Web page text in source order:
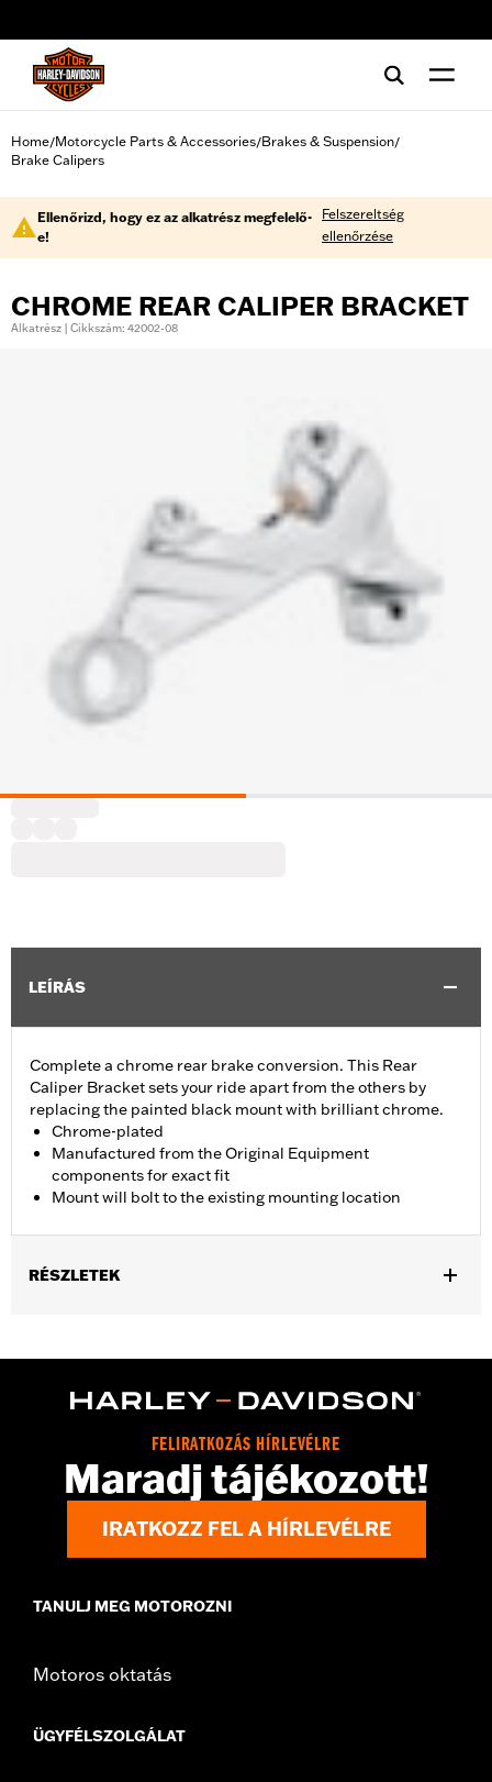
Home/Motorcycle Parts & Accessories/Brakes & Suspension/
Brake Calipers
Ellenőrizd, hogy ez az alkatrész megfelelő-
e!
Felszereltség
ellenőrzése
CHROME REAR CALIPER BRACKET
Alkatrész | Cikkszám: 42002-08
LEÍRÁS
Complete a chrome rear brake conversion. This Rear
Caliper Bracket sets your ride apart from the others by
replacing the painted black mount with brilliant chrome.
Chrome-plated
Manufactured from the Original Equipment
components for exact fit
Mount will bolt to the existing mounting location
RÉSZLETEK
Sold In Units:Each
Mounting bracket only
1 year limited warranty – Go towww.h-
d.com/warranty for full details
FELIRATKOZÁS HÍRLEVÉLRE
Maradj tájékozott!
IRATKOZZ FEL A HÍRLEVÉLRE
TANULJ MEG MOTOROZNI
Motoros oktatás
ÜGYFÉLSZOLGÁLAT